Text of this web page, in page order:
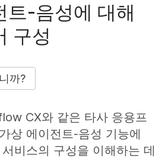
트-음성에 대해
구성
까?
CX와 같은 타사 응용프
상 에이전트-음성 기능에
비스의 구성을 이해하는 데